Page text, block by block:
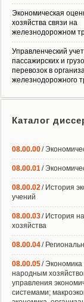
Экономическая
хозяйства связи на
железнодорожном
Управленческий учет
пассажирских и
перевозок в
железнодорожного
Каталог
08.00.00/
08.00.01/
08.00.02/ История
учений
08.00.03/ История
хозяйства
08.00.04/
08.00.05/ Экономика
народным
управления
системами;